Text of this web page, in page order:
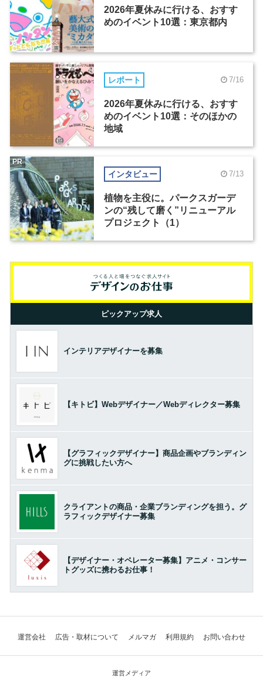
2026年夏休みに行ける、おすす
めのイベント10選：東京都内
レポート 7/16
2026年夏休みに行ける、おすす
めのイベント10選：そのほかの
地域
インタビュー 7/13
植物を主役に。パークスガーデ
ンの“残して磨く”リニューアル
プロジェクト（1）
PR
ピックアップ求人
インテリアデザイナーを募集
【キトビ】Webデザイナー／Webディレクター募集
【グラフィックデザイナー】商品企画やブランディン
グに挑戦したい方へ
クライアントの商品・企業ブランディングを担う。グ
ラフィックデザイナー募集
【デザイナー・オペレーター募集】アニメ・コンサー
トグッズに携わるお仕事！
運営会社 広告・取材について メルマガ 利用規約 お問い合わせ
運営メディア